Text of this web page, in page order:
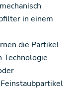
in einem
die Partikel
Technologie